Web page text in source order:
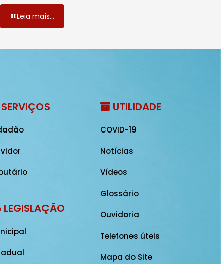
Leia mais...
LEGISLAÇÃO
UTILIDADE
COVID-19
Notícias
Vídeos
Glossário
Ouvidoria
Telefones úteis
Mapa do Site